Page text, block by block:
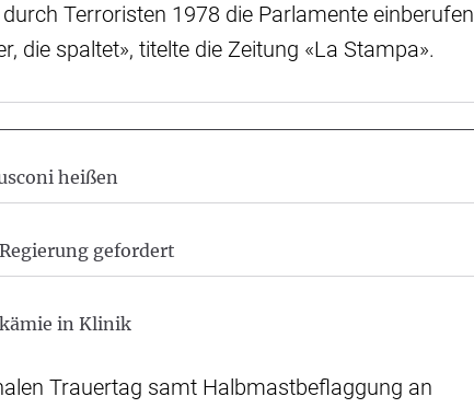
Terroristen 1978 die Parlamente einberufen
die spaltet», titelte die Zeitung «La Stampa».
heißen
gefordert
in Klinik
Trauertag samt Halbmastbeflaggung an